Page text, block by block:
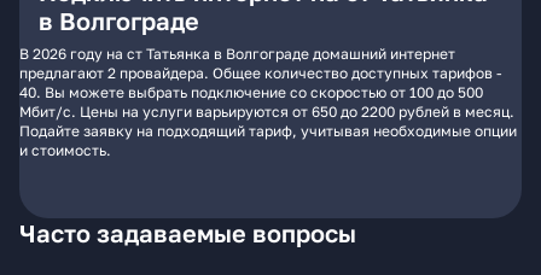
в Волгограде
В 2026 году на ст Татьянка в Волгограде домашний интернет
предлагают 2 провайдера. Общее количество доступных тарифов -
40. Вы можете выбрать подключение со скоростью от 100 до 500
Мбит/с. Цены на услуги варьируются от 650 до 2200 рублей в месяц.
Подайте заявку на подходящий тариф, учитывая необходимые опции
и стоимость.
Часто задаваемые вопросы